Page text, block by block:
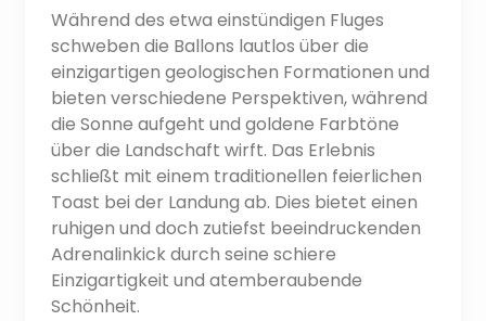
Während des etwa einstündigen Fluges
schweben die Ballons lautlos über die
einzigartigen geologischen Formationen und
bieten verschiedene Perspektiven, während
die Sonne aufgeht und goldene Farbtöne
über die Landschaft wirft. Das Erlebnis
schließt mit einem traditionellen feierlichen
Toast bei der Landung ab. Dies bietet einen
ruhigen und doch zutiefst beeindruckenden
Adrenalinkick durch seine schiere
Einzigartigkeit und atemberaubende
Schönheit.